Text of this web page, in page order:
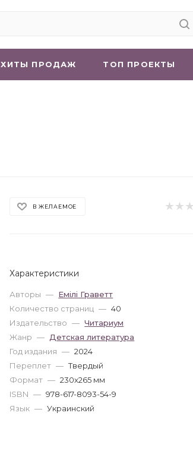
ХИТЫ ПРОДАЖ ТОП ПРОЕКТЫ
В ЖЕЛАЕМОЕ
Характеристики
Авторы — Емілі Граветт
Количество страниц — 40
Издательство — Читариум
Жанр — Детская литература
Год издания — 2024
Переплет — Твердый
Формат — 230x265 мм
ISBN — 978-617-8093-54-9
Язык — Украинский